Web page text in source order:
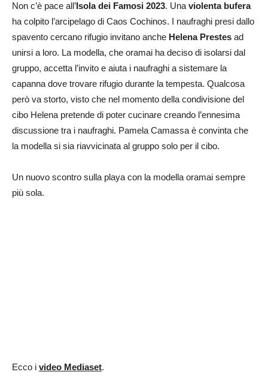
Non c’è pace all’ Isola dei Famosi 2023. Unaviolenta bufera
ha colpito l’arcipelago di Caos Cochinos. I naufraghi presi dallo
spavento cercano rifugio invitano anche Helena Prestes ad
unirsi a loro. La modella, che oramai ha deciso di isolarsi dal
gruppo, accetta l’invito e aiuta i naufraghi a sistemare la
capanna dove trovare rifugio durante la tempesta. Qualcosa
però va storto, visto che nel momento della condivisione del
cibo Helena pretende di poter cucinare creando l’ennesima
discussione tra i naufraghi. Pamela Camassa è convinta che
la modella si sia riavvicinata al gruppo solo per il cibo.
Un nuovo scontro sulla playa con la modella oramai sempre
più sola.
Ecco i video Mediaset.